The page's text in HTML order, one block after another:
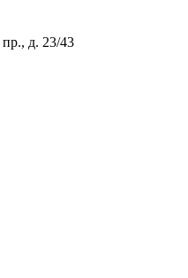
д. 23/43